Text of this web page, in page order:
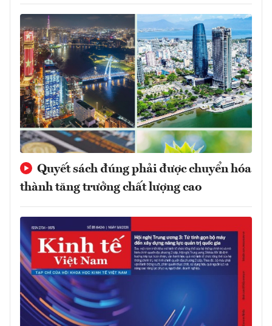
Quyết sách đúng phải được chuyển hóa
thành tăng trưởng chất lượng cao